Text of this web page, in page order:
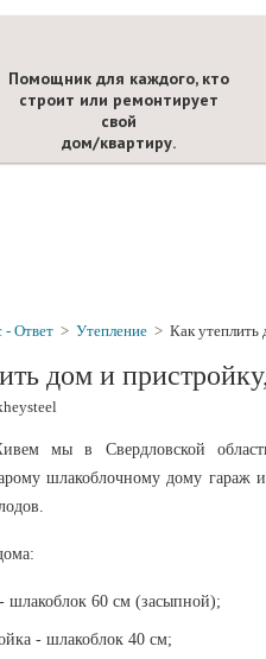
Помощник для каждого, кто
строит или ремонтирует
свой
дом/квартиру.
- Ответ > Утепление > Как
дом и
мы в Свердловской
шлакоблочному дому гараж
шлакоблок 60 см (засыпной);
- шлакоблок 40 см;